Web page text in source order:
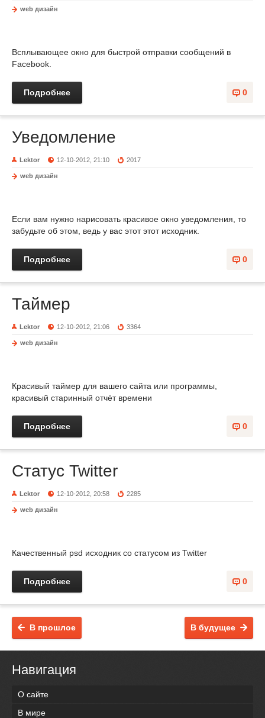
web дизайн
Всплывающее окно для быстрой отправки сообщений в
Facebook.
0
Подробнее
Уведомление
Lektor 12-10-2012, 21:10 2017
web дизайн
Если вам нужно нарисовать красивое окно уведомления, то
забудьте об этом, ведь у вас этот этот исходник.
0
Подробнее
Таймер
Lektor 12-10-2012, 21:06 3364
web дизайн
Красивый таймер для вашего сайта или программы,
красивый старинный отчёт времени
0
Подробнее
Статус Twitter
Lektor 12-10-2012, 20:58 2285
web дизайн
Качественный psd исходник со статусом из Twitter
0
Подробнее
В будущее
В прошлое
Навигация
О сайте
В мире